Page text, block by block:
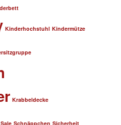
Kinderhochstuhl Kindermütze
Krabbeldecke
Sale Schnäppchen Sicherheit